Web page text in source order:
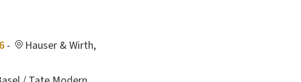
-
Hauser & Wirth,